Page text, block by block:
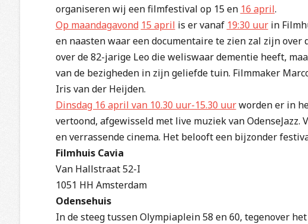
organiseren wij een filmfestival op 15 en 16 april.
Op maandagavond 15 april is er vanaf 19:30 uurin
en naasten waar een documentaire te zien zal zijn over
over de 82-jarige Leo die weliswaar dementie heeft,
van de bezigheden in zijn geliefde tuin. Filmmaker
Iris van der Heijden.
Dinsdag 16 april van 10.30 uur-15.30 uurworden er in
vertoond, afgewisseld met live muziek van
en verrassende cinema. Het belooft een bijzonder
Filmhuis Cavia
Van Hallstraat 52-I
1051 HH Amsterdam
Odensehuis
In de steeg tussen Olympiaplein 58 en 60, tegenover